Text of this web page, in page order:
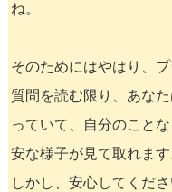
ね。
そのためにはやはり、
質問を読む限り、あな
っていて、自分のこと
安な様子が見て取れます
しかし、安心してくだ